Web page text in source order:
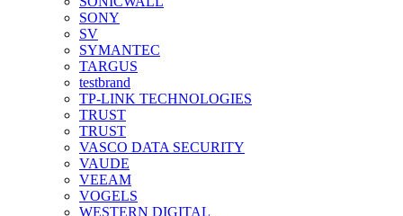
SONY
SV
SYMANTEC
TARGUS
testbrand
TP-LINK TECHNOLOGIES
TRUST
TRUST
VASCO DATA SECURITY
VAUDE
VEEAM
VOGELS
WESTERN DIGITAL